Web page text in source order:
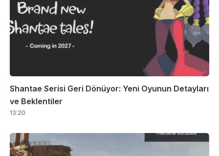
Shantae Serisi Geri Dönüyor: Yeni Oyunun Detayları
ve Beklentiler
13:20